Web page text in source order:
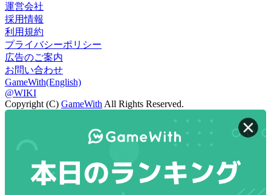
運営会社
採用情報
利用規約
プライバシーポリシー
広告のご案内
お問い合わせ
GameWith(English)
@WIKI
Copyright (C) GameWith All Rights Reserved.